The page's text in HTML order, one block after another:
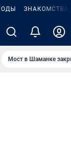
ЗНАКОМСТВА
Мост в Шаманке